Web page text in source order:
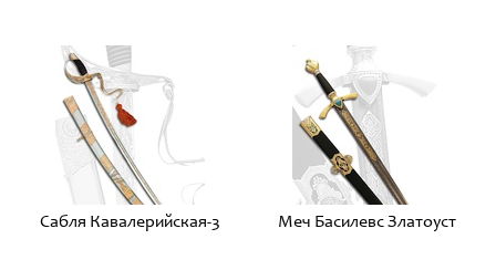
Сабля Кавалерийская-3 Меч Басилевс Златоуст